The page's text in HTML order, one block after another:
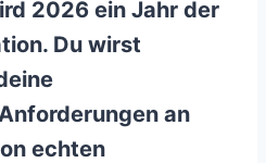
2026 ein Jahr der
Du wirst
an
echten